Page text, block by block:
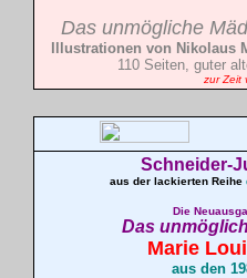
Das unmögliche
Illustrationen von Nikolaus
110 Seiten, guter
zur Zeit
Schneider-
aus der lackierten Reihe
Die
Das
Marie
aus den